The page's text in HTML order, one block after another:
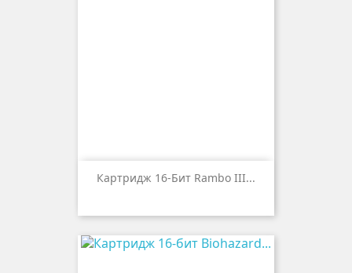
Картридж 16-Бит Rambo III...